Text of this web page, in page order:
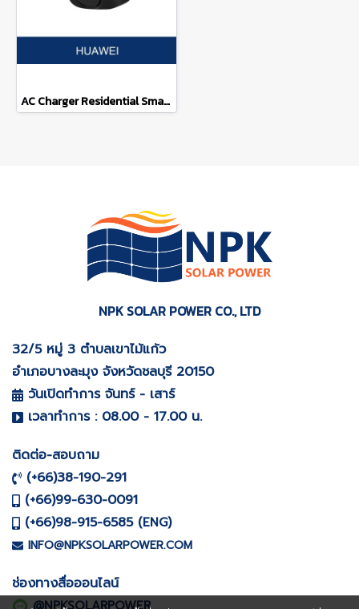
AC Charger Residential Smart Charger
NPK SOLAR POWER CO., LTD
32/5 หมู่ 3 ตำบลเขาไม้แก้ว
อำเภอบางละมุง จังหวัดชลบุรี 20150
วันเปิดทำการ จันทร์ - เสาร์
เวลาทำการ : 08.00 - 17.00 น.
ติดต่อ-สอบถาม
(+66)38-190-291
(+66)99-630-0091
(+66)98-915-6585 (ENG)
INFO@NPKSOLARPOWER.COM
ช่องทางสื่อออนไลน์